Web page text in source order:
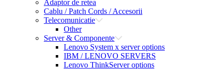
Adaptor de retea
Cablu / Patch Cords / Accesorii
Telecomunicatie
Other
Server & Componente
Lenovo System x server options
IBM / LENOVO SERVERS
Lenovo ThinkServer options